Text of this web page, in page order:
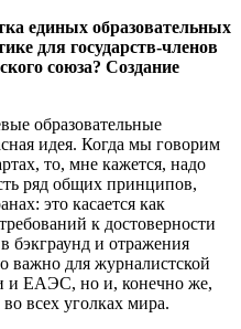
единых образовательных
для государств-членов
союза? Создание
образовательные
идея. Когда мы говорим
то, мне кажется, надо
ряд общих принципов,
это касается как
к достоверности
бэкграунд и отражения
важно для журналистской
и ЕАЭС, но и, конечно же,
всех уголках мира.